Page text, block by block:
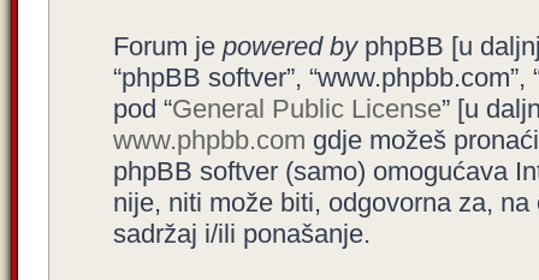
Forum je powered byphpBB [u
“phpBB softver”,
pod “General Public License” [u
www.phpbb.com gdje možeš
phpBB softver (samo) omogućava
nije, niti može biti, odgovorna za,
sadržaj i/ili ponašanje.